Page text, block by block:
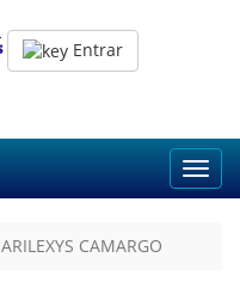
Entrar
CAMARGO